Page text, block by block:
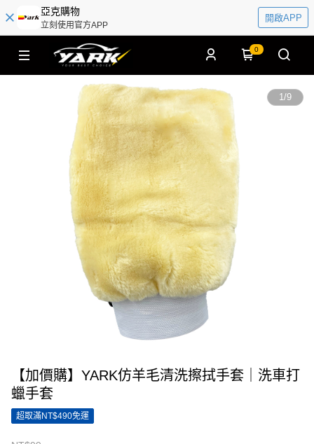
亞克購物
立刻使用官方APP
開啟APP
0
1/9
【加價購】YARK仿羊毛清洗擦拭手套｜洗車打
蠟手套
超取滿NT$490免運